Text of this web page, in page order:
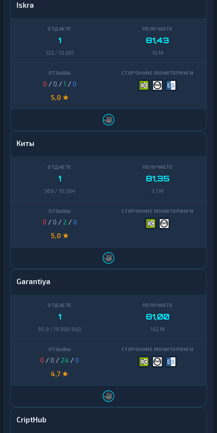
Iskra
1
123 / 55 261
81,43
10 M
0 / 0 /1 /0
5,0 ★
Киты
1
369 / 95 364
81,35
3,1 M
0 / 0 / 2 /0
5,0 ★
Garantiya
1
30,9 / 19 900 900
81,00
102 M
0 / 0 / 24 /0
4,7 ★
CriptHub